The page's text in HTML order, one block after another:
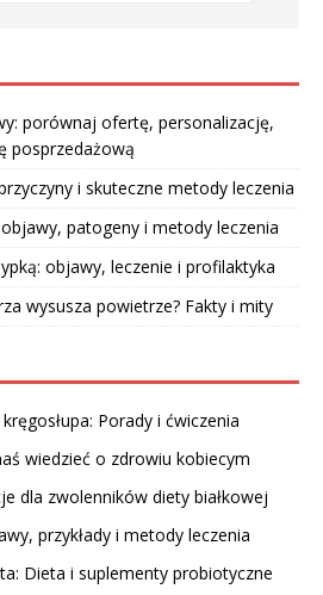
porównaj ofertę, personalizację,
posprzedażową
i skuteczne metody leczenia
patogeny i metody leczenia
objawy, leczenie i profilaktyka
wysusza powietrze? Fakty i mity
Porady i ćwiczenia
wiedzieć o zdrowiu kobiecym
dla zwolenników diety białkowej
przykłady i metody leczenia
Dieta i suplementy probiotyczne